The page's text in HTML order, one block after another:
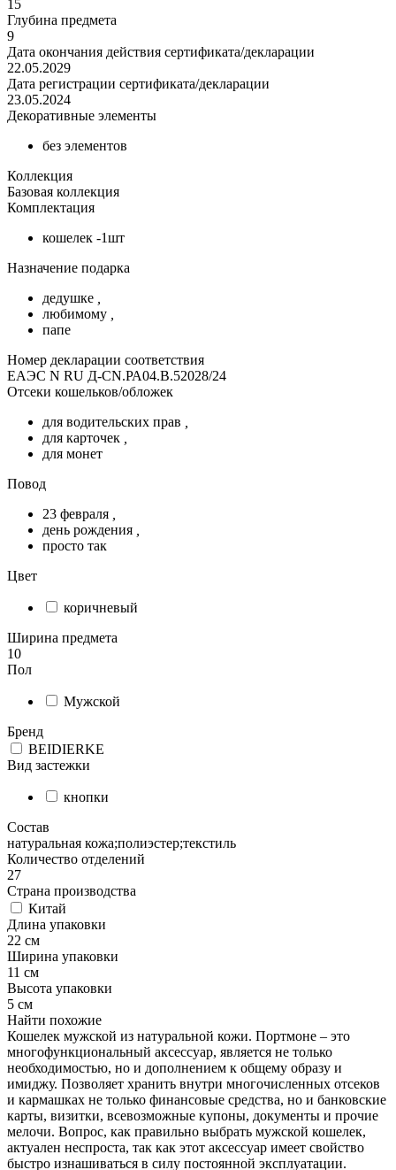
15
Глубина предмета
9
Дата окончания действия сертификата/декларации
22.05.2029
Дата регистрации сертификата/декларации
23.05.2024
Декоративные элементы
без элементов
Коллекция
Базовая коллекция
Комплектация
кошелек -1шт
Назначение подарка
дедушке
любимому
папе
Номер декларации соответствия
ЕАЭС N RU Д-CN.РА04.В.52028/24
Отсеки кошельков/обложек
для водительских прав
для карточек
для монет
Повод
23 февраля
день рождения
просто так
Цвет
коричневый
Ширина предмета
10
Пол
Мужской
Бренд
BEIDIERKE
Вид застежки
кнопки
Состав
натуральная кожа;полиэстер;текстиль
Количество отделений
27
Страна производства
Китай
Длина упаковки
22 см
Ширина упаковки
11 см
Высота упаковки
5 см
Найти похожие
Кошелек мужской из натуральной кожи. Портмоне – это
многофункциональный аксессуар, является не только
необходимостью, но и дополнением к общему образу и
имиджу. Позволяет хранить внутри многочисленных отсеков
и кармашках не только финансовые средства, но и банковские
карты, визитки, всевозможные купоны, документы и прочие
мелочи. Вопрос, как правильно выбрать мужской кошелек,
актуален неспроста, так как этот аксессуар имеет свойство
быстро изнашиваться в силу постоянной эксплуатации.